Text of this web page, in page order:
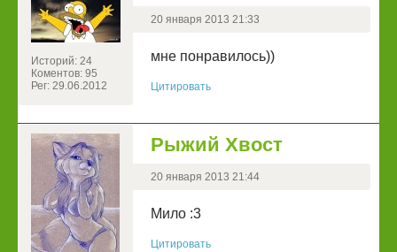
Историй: 24
Коментов: 95
Рег: 29.06.2012
20 января 2013 21:33
мне понравилось))
Цитировать
Рыжий Хвост
20 января 2013 21:44
Мило :3
Цитировать